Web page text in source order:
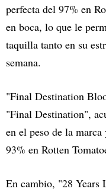
perfecta del 97% en
en boca, lo que le
taquilla tanto en su
semana.
"Final Destination
"Final Destination",
en el peso de la
93% en Rotten
En cambio, "28 Years